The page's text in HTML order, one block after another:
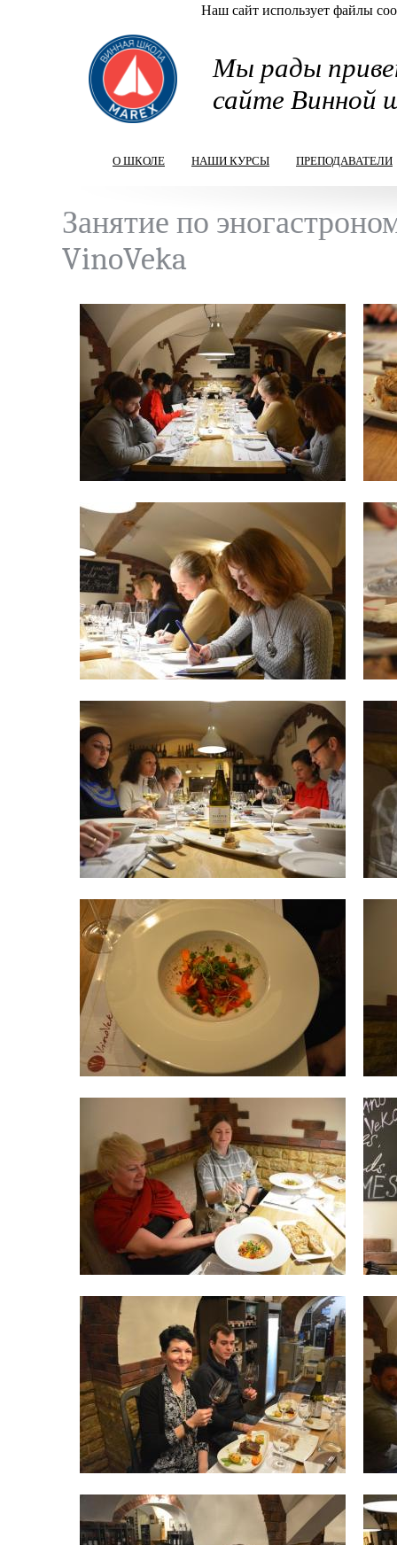
Наш сайт использует файлы
Мы рады
сайте Винной
О ШКОЛЕ НАШИ КУРСЫ ПРЕПОДАВАТЕЛИ
Занятие по
VinoVeka